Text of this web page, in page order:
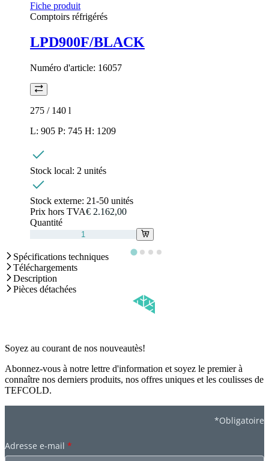
Fiche produit
Comptoirs réfrigérés
LPD900F/BLACK
Numéro d'article: 16057
275 / 140 l
L: 905 P: 745 H: 1209
Stock local: 2 unités
Stock externe: 21-50 unités
Prix hors TVA€ 2.162,00
Quantité
Spécifications techniques
Téléchargements
Description
Pièces détachées
Soyez au courant de nos nouveautès!
Abonnez-vous à notre lettre d'information et soyez le premier à
connaître nos derniers produits, nos offres uniques et les coulisses de
TEFCOLD.
*Obligatoire
Adresse e-mail *